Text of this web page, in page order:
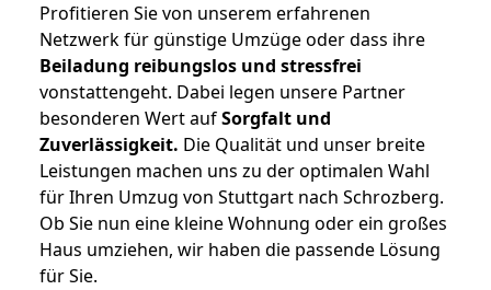
Profitieren Sie von unserem erfahrenen
Netzwerk für günstige Umzüge oder dass ihre
Beiladung reibungslos und stressfrei
vonstattengeht. Dabei legen unsere Partner
besonderen Wert aufSorgfalt und
Zuverlässigkeit. Die Qualität und unser breite
Leistungen machen uns zu der optimalen Wahl
für Ihren Umzug von Stuttgart nach Schrozberg.
Ob Sie nun eine kleine Wohnung oder ein großes
Haus umziehen, wir haben die passende Lösung
für Sie.